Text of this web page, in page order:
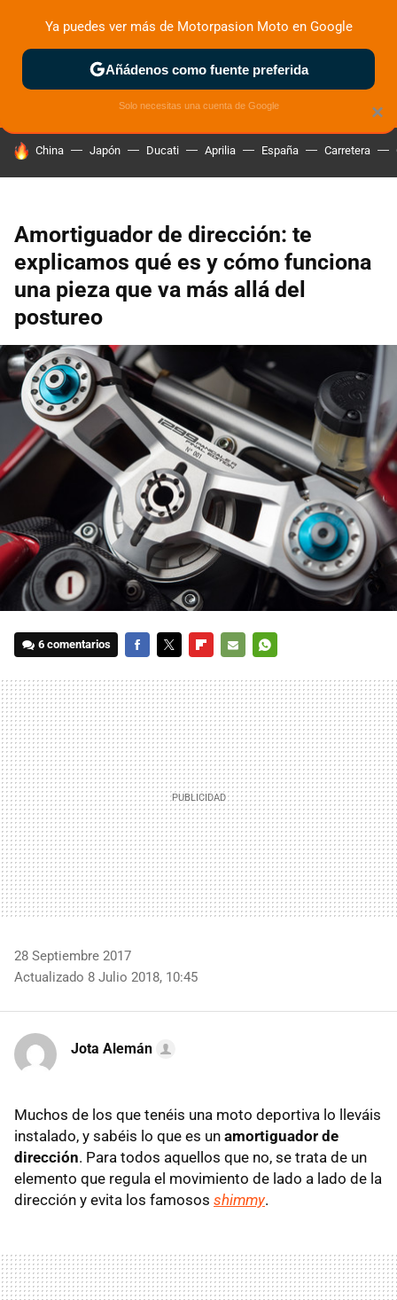
ZONA DE PRUEBAS DEPORTIVAS MOTOS ELÉCTRICAS
HOY SE HABLA DE
China Japón Ducati Aprilia España Carretera
Amortiguador de dirección: te
explicamos qué es y cómo funciona
una pieza que va más allá del
postureo
6 comentarios
MAIL
28 Septiembre 2017
Actualizado 8 Julio 2018, 10:45
Jota Alemán
Muchos de los que tenéis una moto deportiva lo lleváis
instalado, y sabéis lo que es un amortiguador de
dirección. Para todos aquellos que no, se trata de un
elemento que regula el movimiento de lado a lado de la
dirección y evita los famosos shimmy.
×
Ya puedes ver más de Motorpasion Moto en Google
Añádenos como fuente preferida
Solo necesitas una cuenta de Google